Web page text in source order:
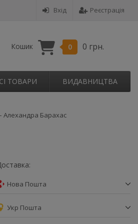
Вхід Реєстрація
Кошик 0 0 грн.
ТОВАРИ ВИДАВНИЦТВА
Алехандра Барахас
Нова Пошта
Укр Пошта